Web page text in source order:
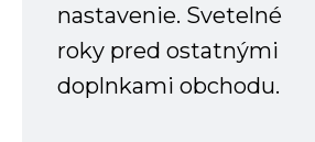
nastavenie. Svetelné
roky pred ostatnými
doplnkami obchodu.